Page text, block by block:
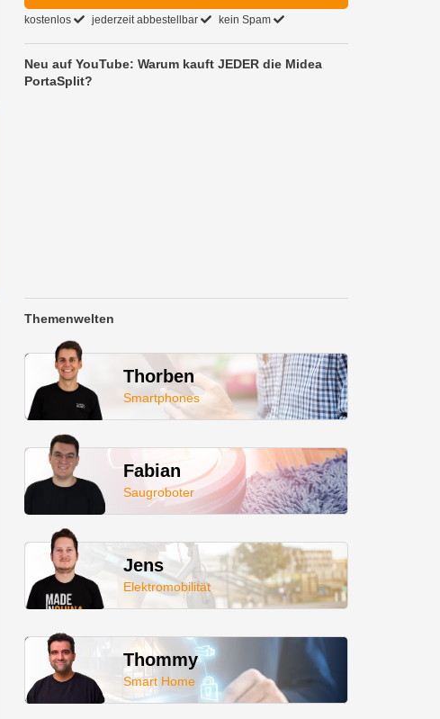
kostenlos jederzeit abbestellbar kein Spam
Neu auf YouTube: Warum kauft JEDER die Midea
PortaSplit?
Themenwelten
Thorben
Smartphones
Fabian
Saugroboter
Jens
Elektromobilität
Thommy
Smart Home